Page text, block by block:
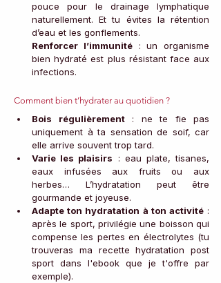
pouce pour le drainage lymphatique
naturellement. Et tu évites la rétention
d’eau et les gonflements.
Renforcer l’immunité : un organisme
bien hydraté est plus résistant face aux
infections.
Comment bien t’hydrater au quotidien ?
Bois régulièrement : ne te fie pas
uniquement à ta sensation de soif, car
elle arrive souvent trop tard.
Varie les plaisirs : eau plate, tisanes,
eaux infusées aux fruits ou aux
herbes… L’hydratation peut être
gourmande et joyeuse.
Adapte ton hydratation à ton activité :
après le sport, privilégie une boisson qui
compense les pertes en électrolytes (tu
trouveras ma recette hydratation post
sport dans l'ebook que je t'offre par
exemple).